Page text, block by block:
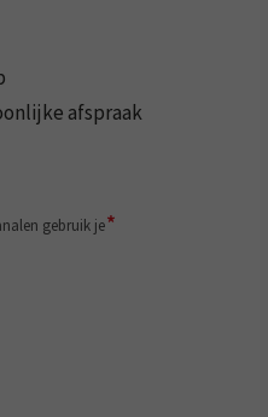
afspraak
gebruik je*